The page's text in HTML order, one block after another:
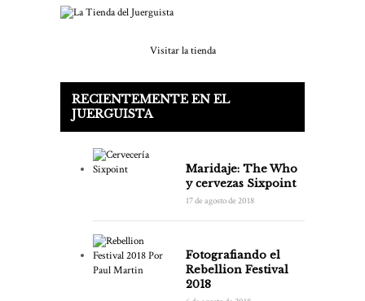
Visitar la tienda
RECIENTEMENTE EN EL
JUERGUISTA
Maridaje: The Who
y cervezas Sixpoint
17 de agosto de 2018
Fotografiando el
Rebellion Festival
2018